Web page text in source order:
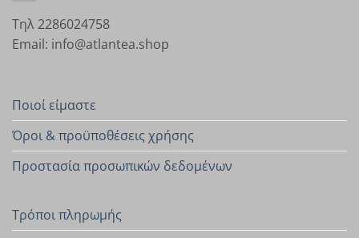
Τηλ 2286024758
Email: info@atlantea.shop
Ποιοί είμαστε
Όροι & προϋποθέσεις χρήσης
Προστασία προσωπικών δεδομένων
Τρόποι πληρωμής